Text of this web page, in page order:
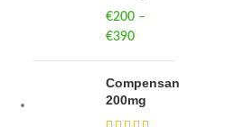
€200 –
€390
through
Compensan
200mg